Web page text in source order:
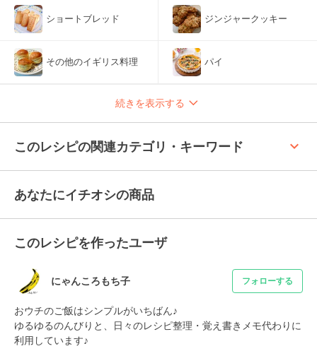
ショートブレッド ジンジャークッキー
その他のイギリス料理 パイ
続きを表示する
このレシピの関連カテゴリ・キーワード keyboard_arrow_up
あなたにイチオシの商品
このレシピを作ったユーザ
にゃんころもち子 フォローする
おウチのご飯はシンプルがいちばん♪
ゆるゆるのんびりと、日々のレシピ整理・覚え書きメモ代わりに
利用しています♪